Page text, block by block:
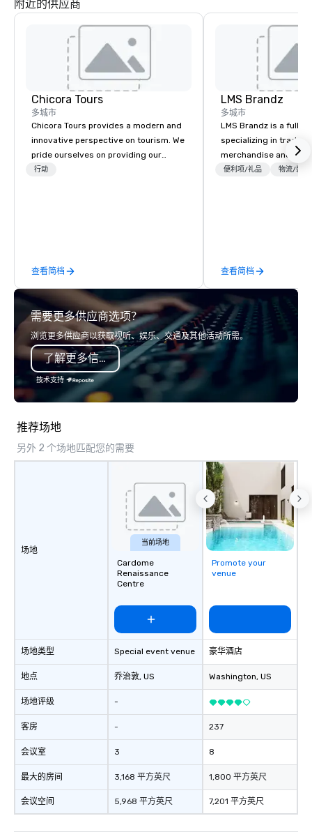
附近的供应商
Chicora Tours
多城市
Chicora Tours provides a modern and
innovative perspective on tourism. We
pride ourselves on providing our
guests with the most customizable,
the Holy City while anticipating all of
our guest’s desires and needs.
Quality is our emphasis! Chicora Tours
does walking tours, driving tours and
private tours. We know how
overwhelming traveling in a new city
that you are unfamiliar with can be.
Please allow us to change that for
you! After going on a tour with Chicora
Tours, you will know the ins and outs
pastel-colored homes of Rainbow-
Row to the magnificent steeple of
Saint Michael’s Church all will be yours
Tours was founded in 2020 by
Nicholas Pasquinelli. A few years
before hand while attending College
of Charleston, Nicholas worked as a
ghost tour guide in downtown
Charleston. This job introduced him to
new found passion: Showing people
stories about the city. After
graduating Nicholas worked as a
history tour guide. After obtaining all
the intricate knowledge and details of
Charleston he decided to start his
own business and share his passion
of Charleston with the world. Nicholas
a member of the Preservation Society
of Charleston and the Charleston Tour
Association. Chicora (pronounced Cha
Cor Ah) was a Native American
European explorers in present day
South Carolina. The Chicora Tribes’
行动
查看简档
LMS Brandz
多城市
LMS Brandz is a full-
specializing in trade
merchandise and
booth giveaways and
years of industry
commitment to
service set us apart.
smart, reliable
make the end-user
seamless from start to
便利项/礼品 物流/装饰
查看简档
需要更多供应商选项？
浏览更多供应商以获取视听、娱乐、交通及其他活动所需。
了解更多信息
技术支持
推荐场地
另外 2 个场地匹配您的需要
场地
场地类型
地点
场地评级
客房
会议室
最大的房间
会议空间
当前场地
Cardome
Renaissance
Centre
Special event venue
乔治敦, US
-
-
3
3,168 平方英尺
5,968 平方英尺
Promote your
venue
豪华酒店
Washington, US
237
8
1,800 平方英尺
7,201 平方英尺